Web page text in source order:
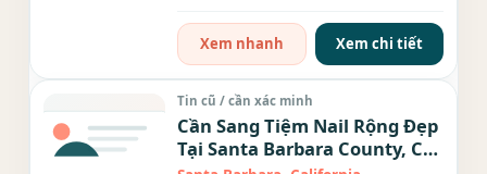
Xem nhanh
Xem chi tiết
Tin cũ / cần xác minh
Cần Sang Tiệm Nail Rộng Đẹp
Tại Santa Barbara County, CA